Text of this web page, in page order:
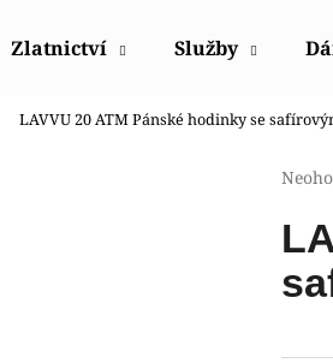
Zlatnictví Služby
LAVVU 20 ATM Pánské hodinky se
je
z
Co potřebujete najít?